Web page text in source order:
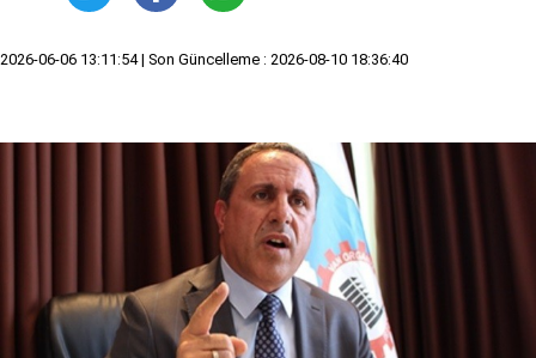
2026-06-06 13:11:54 | Son Güncelleme : 2026-08-10 18:36:40